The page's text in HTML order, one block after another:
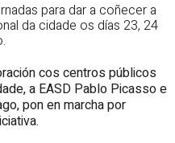
para dar a coñecer a
da cidade os días 23, 24
cos centros públicos
a EASD Pablo Picasso e
pon en marcha por